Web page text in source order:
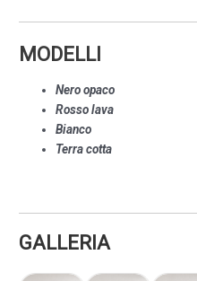
MODELLI
Nero opaco
Rosso lava
Bianco
Terra cotta
GALLERIA